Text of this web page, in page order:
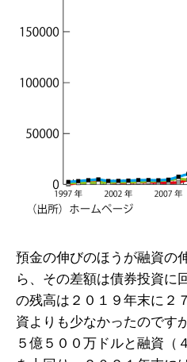
預金の伸びのほうが融資の
ら、その差額は債券投資に
の残高は２０１９年末に２
資よりも少なかったのです
５億５００万ドルと融資（